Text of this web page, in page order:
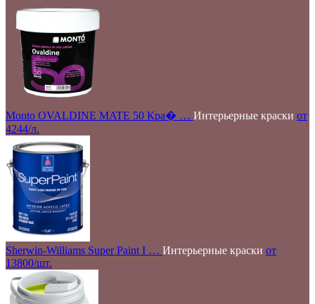
Monto OVALDINE MATE 50 Кра� … Интерьерные краски от
4244/л.
Sherwin-Williams Super Paint I … Интерьерные краски от
13800/шт.